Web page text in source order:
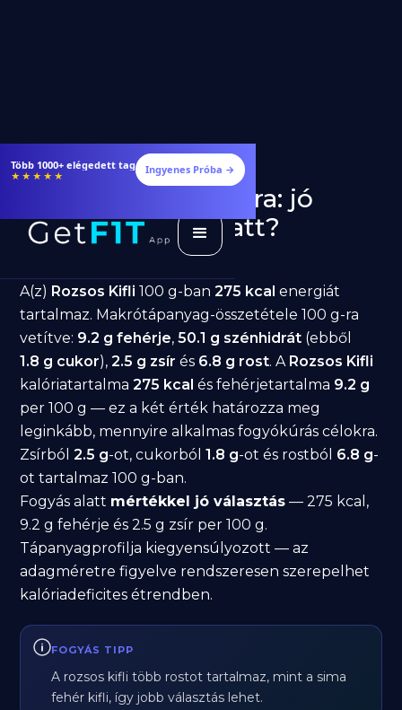
Több 1000+ elégedett tag
★★★★★ Ingyenes Próba →
Rozsos Kifli fogyásra: jó
választás diéta alatt?
A(z) Rozsos Kifli 100 g-ban275 kcal energiát
tartalmaz. Makrótápanyag-összetétele 100 g-ra
vetítve: 9.2 g fehérje,50.1 g szénhidrát (ebből
1.8 g cukor),2.5 g zsír és 6.8 g rost. A Rozsos Kifli
kalóriatartalma275 kcal és fehérjetartalma 9.2 g
per 100 g — ez a két érték határozza meg
leginkább, mennyire alkalmas fogyókúrás célokra.
Zsírból2.5 g-ot, cukorból1.8 g-ot és rostból 6.8 g-
ot tartalmaz 100 g-ban.
Fogyás alatt mértékkel jó választás — 275 kcal,
9.2 g fehérje és 2.5 g zsír per 100 g.
Tápanyagprofilja kiegyensúlyozott — az
adagméretre figyelve rendszeresen szerepelhet
kalóriadeficites étrendben.
FOGYÁS TIPP
A rozsos kifli több rostot tartalmaz, mint a sima
fehér kifli, így jobb választás lehet.